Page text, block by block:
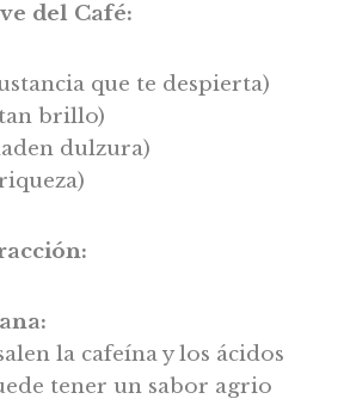
del Café:
que te despierta)
brillo)
dulzura)
la cafeína y los ácidos
tener un sabor agrio